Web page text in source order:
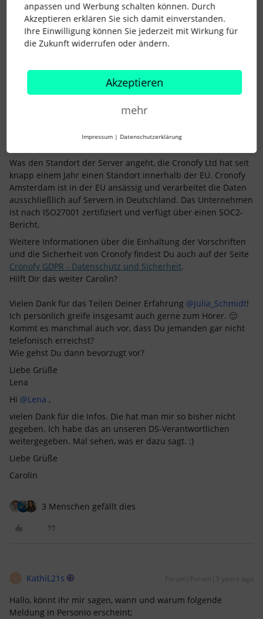
2 Menschen gefällt dies
verborgenen Terminen nutzt und so gute Erfahrungen damit
Was den Standort der Server angeht, die Cronofy Ltd hat seit
knapp einem Jahr einen Standort innerhalb der EU. Cronofy
Amsterdam ist in der EU ansässig und verarbeitet die Daten
ausschließlich auf Servern in Deutschland. Das Unternehmen
ist nach ISO27001 zertifiziert und verfügt über einen SOC2-
Bericht.
Weitere Informationen über die Einhaltung der Vorschriften
und die Sicherheit von Cronofy findest Du auch auf der Seite
Cronofy GDPR - Datenschutz und Sicherheit.
Hilft Dir das weiter Carolin?
Vielen Dank für das Teilen Deiner Erfahrung @Julia_Schmidt!
Ich persönlich greife insgesamt auch gerne zum Hörer. 🙂
Kommt es manchmal auch vor, dass Du jemanden gar nicht
telefonisch erreichst?
Wie gehst Du dann bevorzugt vor?
Liebe Grüße
Lena
Hi @Lena ,
vielen Dank für die Infos. Die hat man mir so bisher nicht
gegeben. Ich habe das an unseren DS-Verantwortlichen
weitergegeben. Mal sehen, was er dazu sagt. ;)
Liebe Grüße
Carolin
3 Menschen gefällt dies
KathiL21s Forum|Forum|3 years ago
Hallo, könnt ihr mir sagen, wann und warum folgende
Meldung in Personio erscheint;
anpassen und Werbung schalten können. Durch
Akzeptieren erklären Sie sich damit einverstanden.
Ihre Einwilligung können Sie jederzeit mit Wirkung für
die Zukunft widerrufen oder ändern.
Akzeptieren
mehr
Impressum | Datenschutzerklärung